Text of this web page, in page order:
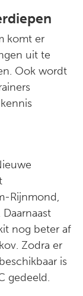
komt er
uit te
Ook wordt
Rijnmond,
nog beter af
Zodra er
is
gedeeld.